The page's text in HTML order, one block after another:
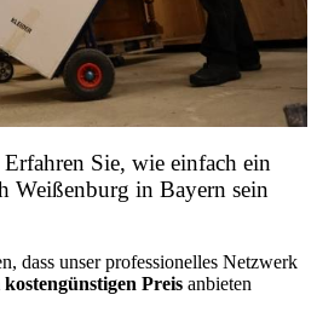
Sie, wie einfach ein
Weißenburg in Bayern sein
dass unser professionelles Netzwerk
kostengünstigen Preis anbieten